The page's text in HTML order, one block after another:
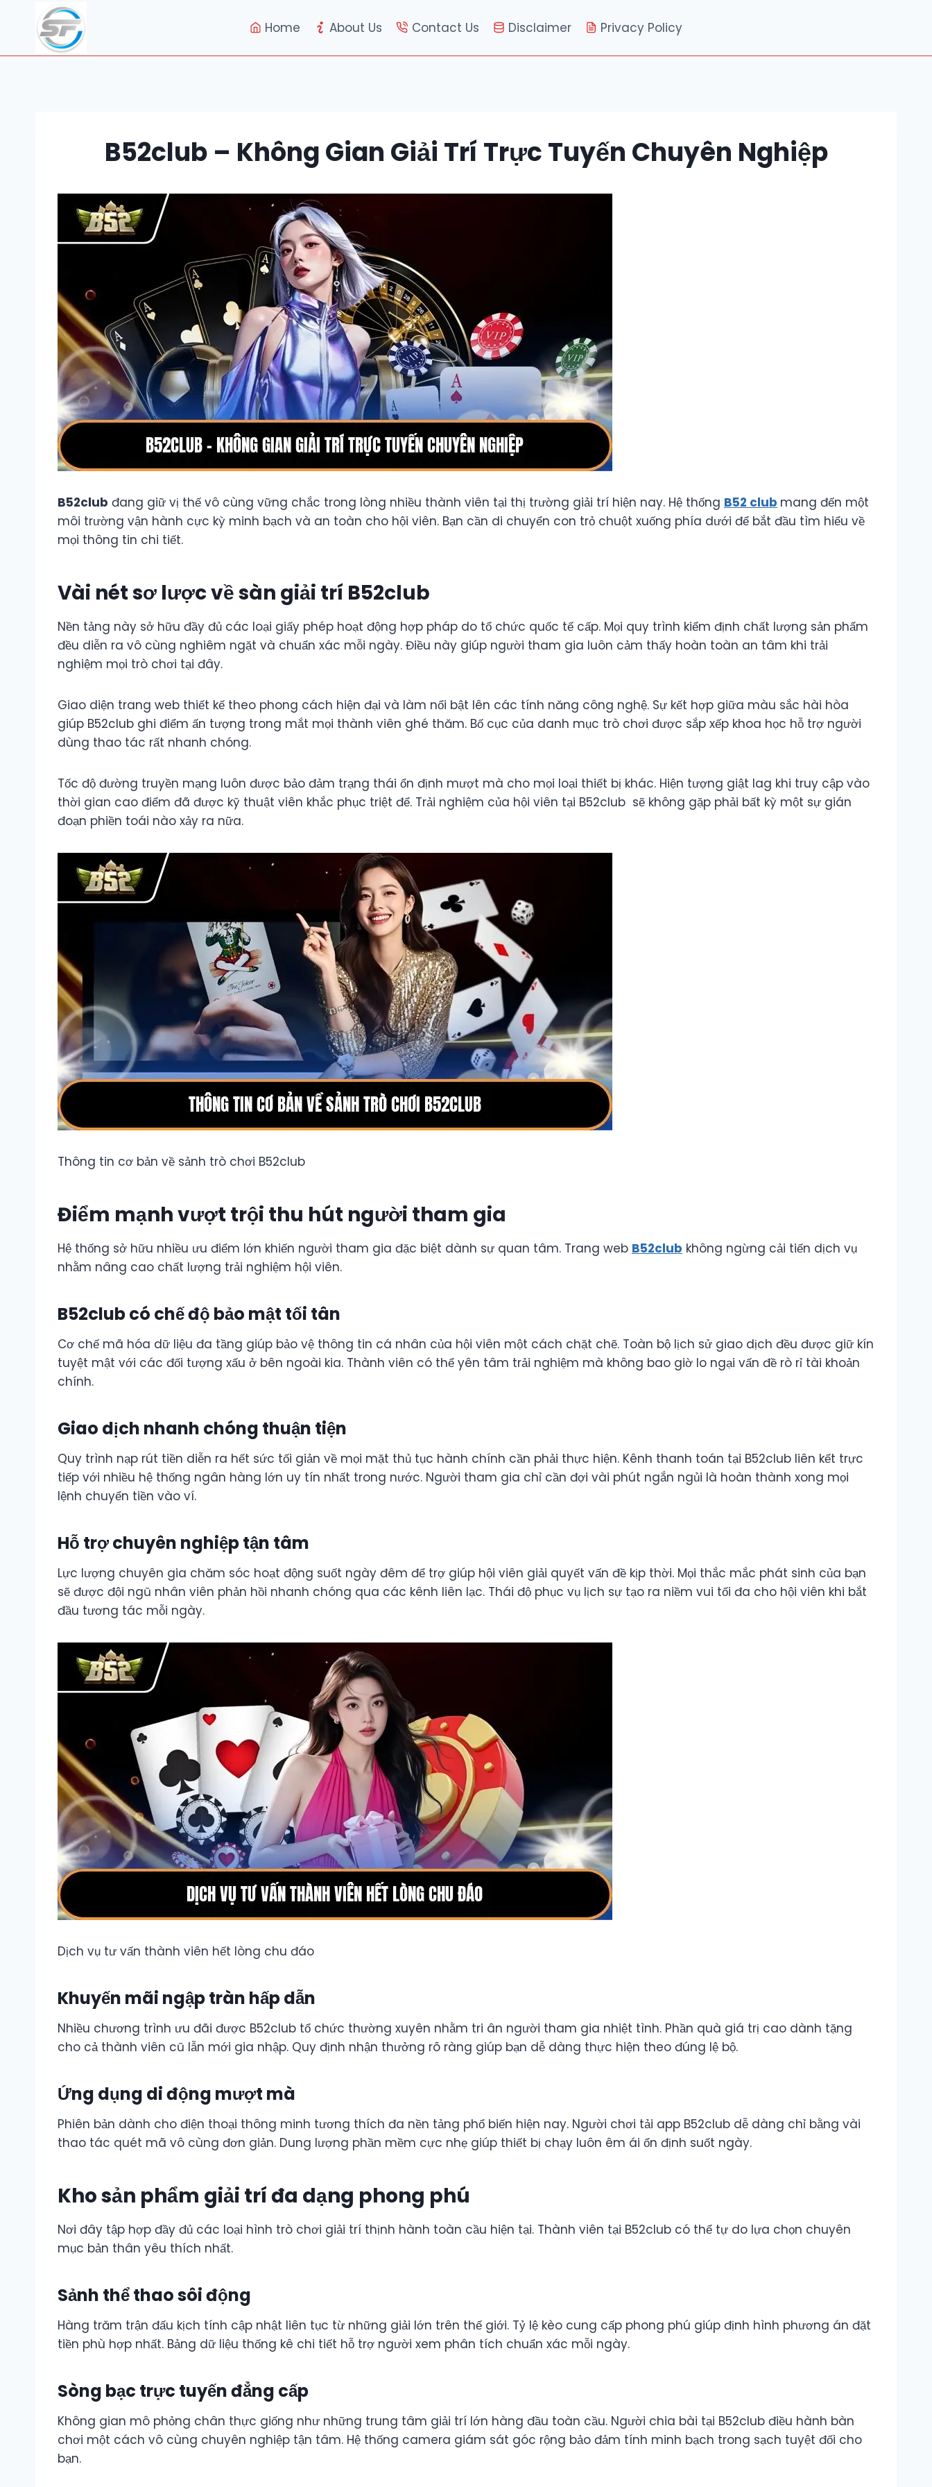
content
Home About Us Contact Us Disclaimer Privacy Policy
B52club – Không Gian Giải Trí Trực Tuyến Chuyên Nghiệp
B52club đang giữ vị thế vô cùng vững chắc trong lòng nhiều thành viên tại thị trường giải trí hiện nay. Hệ thống B52 club mang đến một
môi trường vận hành cực kỳ minh bạch và an toàn cho hội viên. Bạn cần di chuyển con trỏ chuột xuống phía dưới để bắt đầu tìm hiểu về
mọi thông tin chi tiết.
Vài nét sơ lược về sàn giải trí B52club
Nền tảng này sở hữu đầy đủ các loại giấy phép hoạt động hợp pháp do tổ chức quốc tế cấp. Mọi quy trình kiểm định chất lượng sản phẩm
đều diễn ra vô cùng nghiêm ngặt và chuẩn xác mỗi ngày. Điều này giúp người tham gia luôn cảm thấy hoàn toàn an tâm khi trải
nghiệm mọi trò chơi tại đây.
Giao diện trang web thiết kế theo phong cách hiện đại và làm nổi bật lên các tính năng công nghệ. Sự kết hợp giữa màu sắc hài hòa
giúp B52club ghi điểm ấn tượng trong mắt mọi thành viên ghé thăm. Bố cục của danh mục trò chơi được sắp xếp khoa học hỗ trợ người
dùng thao tác rất nhanh chóng.
Tốc độ đường truyền mạng luôn được bảo đảm trạng thái ổn định mượt mà cho mọi loại thiết bị khác. Hiện tượng giật lag khi truy cập vào
thời gian cao điểm đã được kỹ thuật viên khắc phục triệt để. Trải nghiệm của hội viên tại B52club sẽ không gặp phải bất kỳ một sự gián
đoạn phiền toái nào xảy ra nữa.
Thông tin cơ bản về sảnh trò chơi B52club
Điểm mạnh vượt trội thu hút người tham gia
Hệ thống sở hữu nhiều ưu điểm lớn khiến người tham gia đặc biệt dành sự quan tâm. Trang web B52club không ngừng cải tiến dịch vụ
nhằm nâng cao chất lượng trải nghiệm hội viên.
B52club có chế độ bảo mật tối tân
Cơ chế mã hóa dữ liệu đa tầng giúp bảo vệ thông tin cá nhân của hội viên một cách chặt chẽ. Toàn bộ lịch sử giao dịch đều được giữ kín
tuyệt mật với các đối tượng xấu ở bên ngoài kia. Thành viên có thể yên tâm trải nghiệm mà không bao giờ lo ngại vấn đề rò rỉ tài khoản
chính.
Giao dịch nhanh chóng thuận tiện
Quy trình nạp rút tiền diễn ra hết sức tối giản về mọi mặt thủ tục hành chính cần phải thực hiện. Kênh thanh toán tại B52club liên kết trực
tiếp với nhiều hệ thống ngân hàng lớn uy tín nhất trong nước. Người tham gia chỉ cần đợi vài phút ngắn ngủi là hoàn thành xong mọi
lệnh chuyển tiền vào ví.
Hỗ trợ chuyên nghiệp tận tâm
Lực lượng chuyên gia chăm sóc hoạt động suốt ngày đêm để trợ giúp hội viên giải quyết vấn đề kịp thời. Mọi thắc mắc phát sinh của bạn
sẽ được đội ngũ nhân viên phản hồi nhanh chóng qua các kênh liên lạc. Thái độ phục vụ lịch sự tạo ra niềm vui tối đa cho hội viên khi bắt
đầu tương tác mỗi ngày.
Dịch vụ tư vấn thành viên hết lòng chu đáo
Khuyến mãi ngập tràn hấp dẫn
Nhiều chương trình ưu đãi được B52club tổ chức thường xuyên nhằm tri ân người tham gia nhiệt tình. Phần quà giá trị cao dành tặng
cho cả thành viên cũ lẫn mới gia nhập. Quy định nhận thưởng rõ ràng giúp bạn dễ dàng thực hiện theo đúng lệ bộ.
Ứng dụng di động mượt mà
Phiên bản dành cho điện thoại thông minh tương thích đa nền tảng phổ biến hiện nay. Người chơi tải app B52club dễ dàng chỉ bằng vài
thao tác quét mã vô cùng đơn giản. Dung lượng phần mềm cực nhẹ giúp thiết bị chạy luôn êm ái ổn định suốt ngày.
Kho sản phẩm giải trí đa dạng phong phú
Nơi đây tập hợp đầy đủ các loại hình trò chơi giải trí thịnh hành toàn cầu hiện tại. Thành viên tại B52club có thể tự do lựa chọn chuyên
mục bản thân yêu thích nhất.
Sảnh thể thao sôi động
Hàng trăm trận đấu kịch tính cập nhật liên tục từ những giải lớn trên thế giới. Tỷ lệ kèo cung cấp phong phú giúp định hình phương án đặt
tiền phù hợp nhất. Bảng dữ liệu thống kê chi tiết hỗ trợ người xem phân tích chuẩn xác mỗi ngày.
Sòng bạc trực tuyến đẳng cấp
Không gian mô phỏng chân thực giống như những trung tâm giải trí lớn hàng đầu toàn cầu. Người chia bài tại B52club điều hành bàn
chơi một cách vô cùng chuyên nghiệp tận tâm. Hệ thống camera giám sát góc rộng bảo đảm tính minh bạch trong sạch tuyệt đối cho
bạn.